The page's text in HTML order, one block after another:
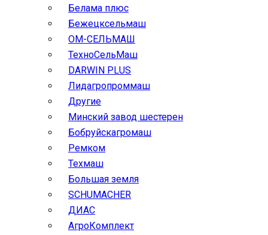
Белама плюс
Бежецксельмаш
ОМ-СЕЛЬМАШ
ТехноСельМаш
DARWIN PLUS
Лидагропроммаш
Другие
Минский завод шестерен
Бобруйскагромаш
Ремком
Техмаш
Большая земля
SCHUMACHER
ДИАС
АгроКомплект